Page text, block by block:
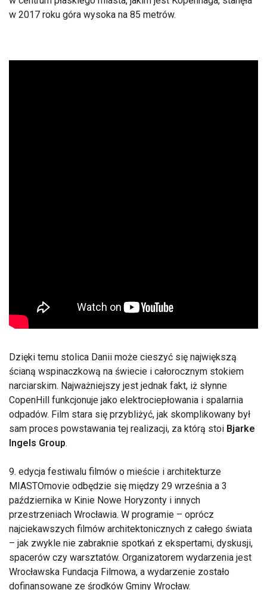
w 2017 roku góra wysoka na 85 metrów.
Dzięki temu stolica Danii może cieszyć się największą
ścianą wspinaczkową na świecie i całorocznym stokiem
narciarskim. Najważniejszy jest jednak fakt, iż słynne
CopenHill funkcjonuje jako elektrociepłowania i spalarnia
odpadów. Film stara się przybliżyć, jak skomplikowany był
sam proces powstawania tej realizacji, za którą stoi Bjarke
Ingels Group.
9. edycja festiwalu filmów o mieście i architekturze
MIASTOmovie odbędzie się między 29 września a 3
października w Kinie Nowe Horyzonty i innych
przestrzeniach Wrocławia. W programie – oprócz
najciekawszych filmów architektonicznych z całego świata
– jak zwykle nie zabraknie spotkań z ekspertami, dyskusji,
spacerów czy warsztatów. Organizatorem wydarzenia jest
Wrocławska Fundacja Filmowa, a wydarzenie zostało
dofinansowane ze środków Gminy Wrocław.